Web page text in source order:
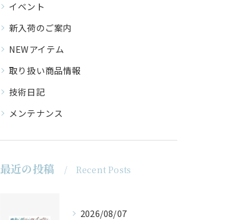
イベント
新入荷のご案内
NEWアイテム
取り扱い商品情報
技術日記
メンテナンス
最近の投稿 Recent Posts
2026/08/07